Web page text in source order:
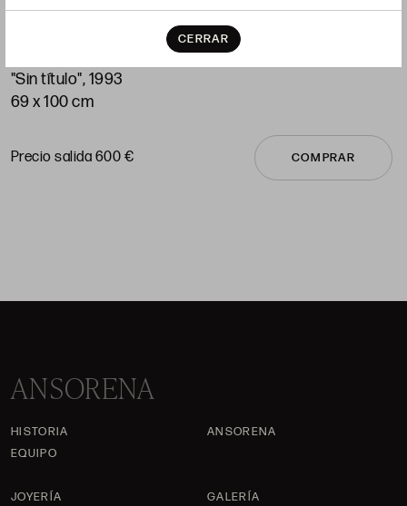
CERRAR
RAMÓN LORDA ''RAMÓN DESIDE"
Marín (Pontevedra) (1935) / (2016)
"Sin título", 1993
69 x 100 cm
Precio salida 600 € COMPRAR
ANSORENA
HISTORIA
ANSORENA
EQUIPO
JOYERÍA
GALERÍA